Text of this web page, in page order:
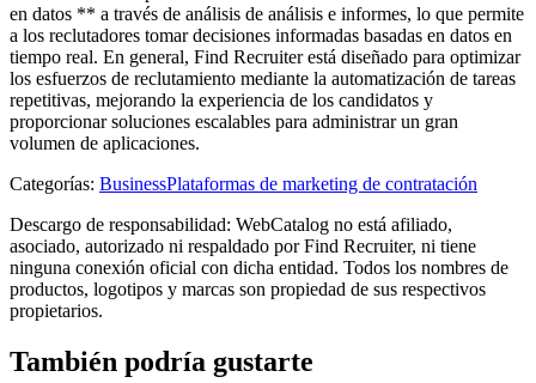
en datos ** a través de análisis de análisis e informes, lo que permite
a los reclutadores tomar decisiones informadas basadas en datos en
tiempo real. En general, Find Recruiter está diseñado para optimizar
los esfuerzos de reclutamiento mediante la automatización de tareas
repetitivas, mejorando la experiencia de los candidatos y
proporcionar soluciones escalables para administrar un gran
volumen de aplicaciones.
Categorías: BusinessPlataformas de marketing de contratación
Descargo de responsabilidad: WebCatalog no está afiliado,
asociado, autorizado ni respaldado por Find Recruiter, ni tiene
ninguna conexión oficial con dicha entidad. Todos los nombres de
productos, logotipos y marcas son propiedad de sus respectivos
propietarios.
También podría gustarte